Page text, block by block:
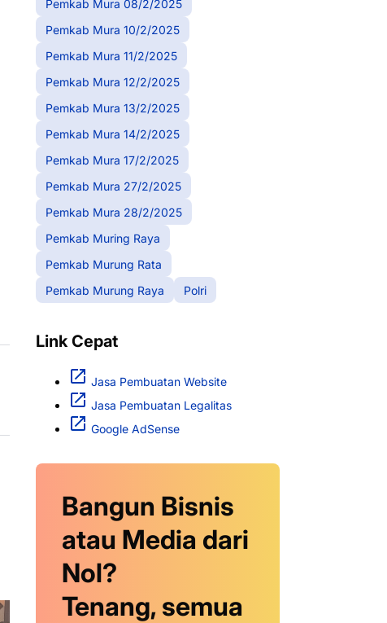
Pemkab Mura 08/2/2025
Pemkab Mura 10/2/2025
Pemkab Mura 11/2/2025
Pemkab Mura 12/2/2025
Pemkab Mura 13/2/2025
Pemkab Mura 14/2/2025
Pemkab Mura 17/2/2025
Pemkab Mura 27/2/2025
Pemkab Mura 28/2/2025
Pemkab Muring Raya
Pemkab Murung Rata
Pemkab Murung Raya
Polri
Link Cepat
Jasa Pembuatan Website
Jasa Pembuatan Legalitas
Google AdSense
Bangun Bisnis
atau Media dari
Nol?
Tenang, semua